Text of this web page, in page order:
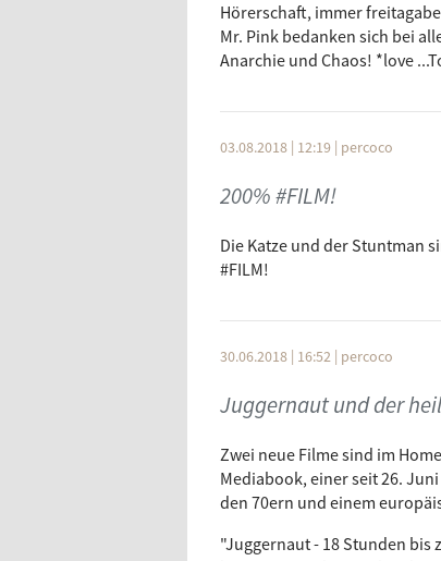
Hörerschaft, immer
Mr. Pink bedanken sich bei
Anarchie und Chaos! *love
03.08.2018 | 12:19 | percoco
200% #FILM!
Die Katze und der Stuntman
#FILM!
30.06.2018 | 16:52 | percoco
Juggernaut und der
Zwei neue Filme sind im
Mediabook, einer seit 26.
den 70ern und einem
"Juggernaut - 18 Stunden bis